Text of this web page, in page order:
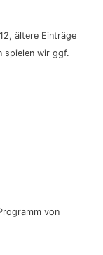
ältere Einträge
spielen wir ggf.
von